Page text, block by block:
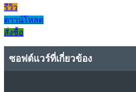
รีวิว
ดาวน์โหลด
สั่งซื้อ
ซอฟต์แวร์ที่เกี่ยวข้อง